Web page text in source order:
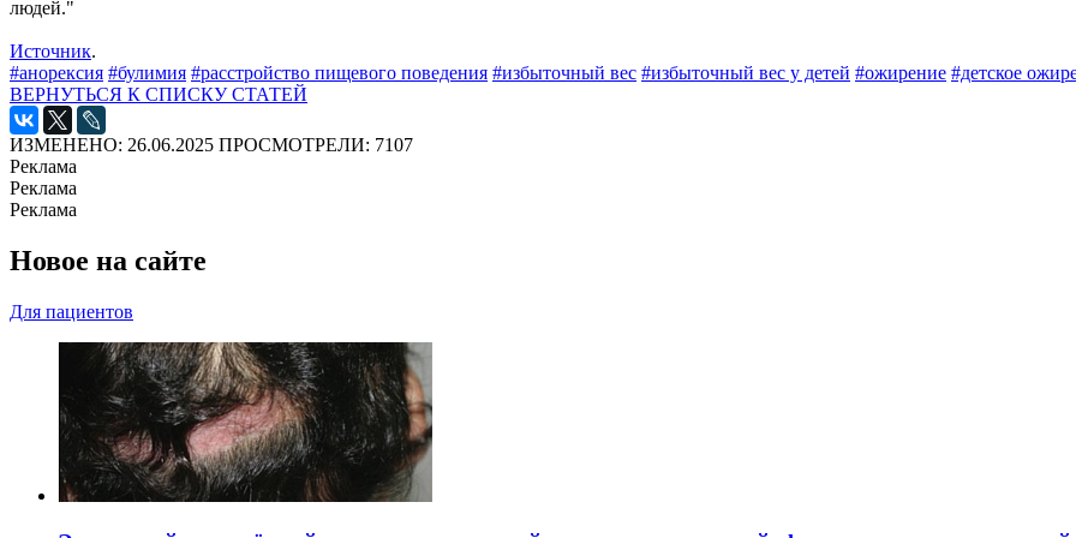
людей."
Источник.
#анорексия #булимия #расстройство пищевого поведения #избыточный вес #избыточный вес у детей #ожирение #детское
ВЕРНУТЬСЯ К СПИСКУ СТАТЕЙ
ИЗМЕНЕНО: 26.06.2025 ПРОСМОТРЕЛИ: 7107
Реклама
Реклама
Реклама
Новое на сайте
Для пациентов